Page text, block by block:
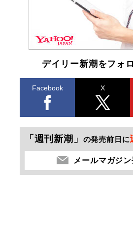
デイリー新潮をフォ
Facebook X
「週刊新潮」 の発売前日に
メールマガジ